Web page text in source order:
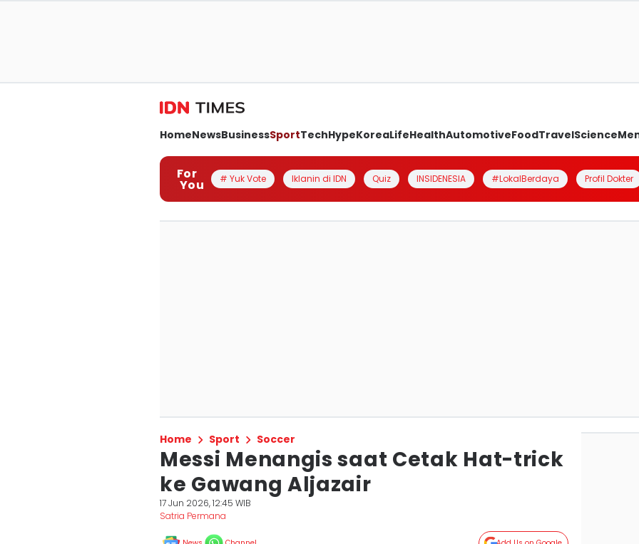
HomeNewsBusinessSportTechHypeKoreaLifeHealthAutomotiveFoodTravelScience
For
You # Yuk Vote Iklanin di IDN Quiz INSIDENESIA #LokalBerdaya Profil Dokter
Home Sport Soccer
Messi Menangis saat Cetak Hat-trick
ke Gawang Aljazair
17 Jun 2026, 12:45 WIB
Satria Permana